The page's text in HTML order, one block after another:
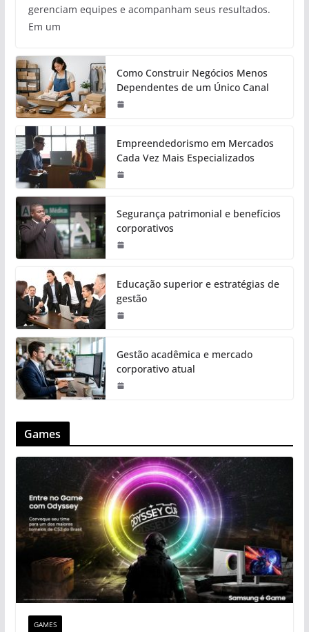
gerenciam equipes e acompanham seus resultados.
Em um
Como Construir Negócios Menos
Dependentes de um Único Canal
Empreendedorismo em Mercados
Cada Vez Mais Especializados
Segurança patrimonial e benefícios
corporativos
Educação superior e estratégias de
gestão
Gestão acadêmica e mercado
corporativo atual
Games
GAMES